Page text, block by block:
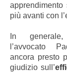
più avanti con
In
l’avvocato
ancora presto
giudizio sull’